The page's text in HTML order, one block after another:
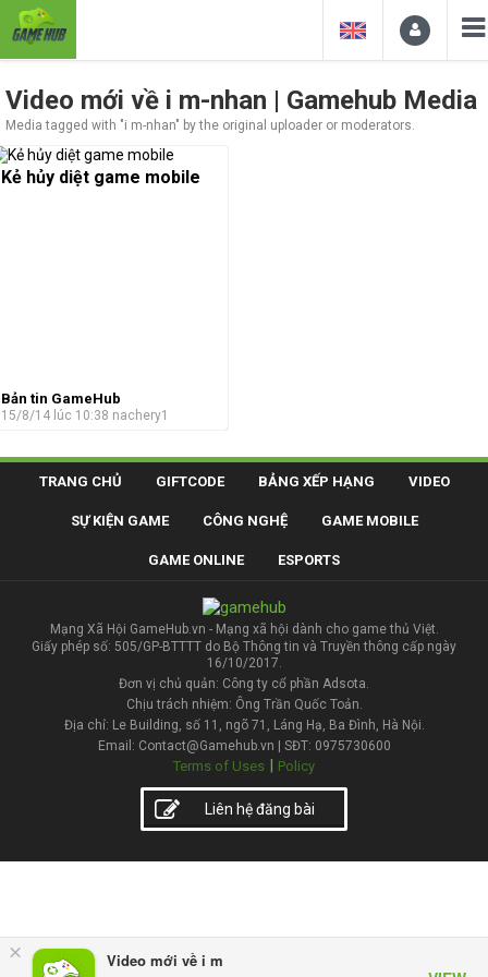
× Video mới về i m
Video mới về i m-nhan | Gamehub Media
Media tagged with "i m-nhan" by the original uploader or moderators.
Kẻ hủy diệt game mobile
Bản tin GameHub
15/8/14 lúc 10:38 nachery1
TRANG CHỦ GIFTCODE BẢNG XẾP HẠNG VIDEO
SỰ KIỆN GAME CÔNG NGHỆ GAME MOBILE
GAME ONLINE ESPORTS
Mạng Xã Hội GameHub.vn - Mạng xã hội dành cho game thủ Việt.
Giấy phép số: 505/GP-BTTTT do Bộ Thông tin và Truyền thông cấp ngày
16/10/2017.
Đơn vị chủ quản: Công ty cổ phần Adsota.
Chịu trách nhiệm: Ông Trần Quốc Toản.
Địa chỉ: Le Building, số 11, ngõ 71, Láng Hạ, Ba Đình, Hà Nội.
Email: Contact@Gamehub.vn | SĐT: 0975730600
Terms of Uses | Policy
Liên hệ đăng bài